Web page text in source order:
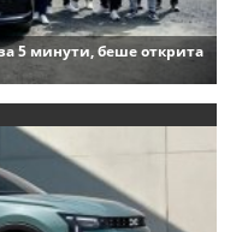
5 минути, беше открита